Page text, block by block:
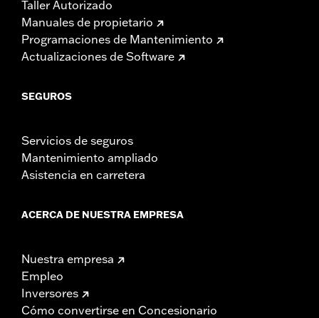
Taller Autorizado
Manuales de propietario
Programaciones de Mantenimiento
Actualizaciones de Software
SEGUROS
Servicios de seguros
Mantenimiento ampliado
Asistencia en carretera
ACERCA DE NUESTRA EMPRESA
Nuestra empresa
Empleo
Inversores
Cómo convertirse en Concesionario